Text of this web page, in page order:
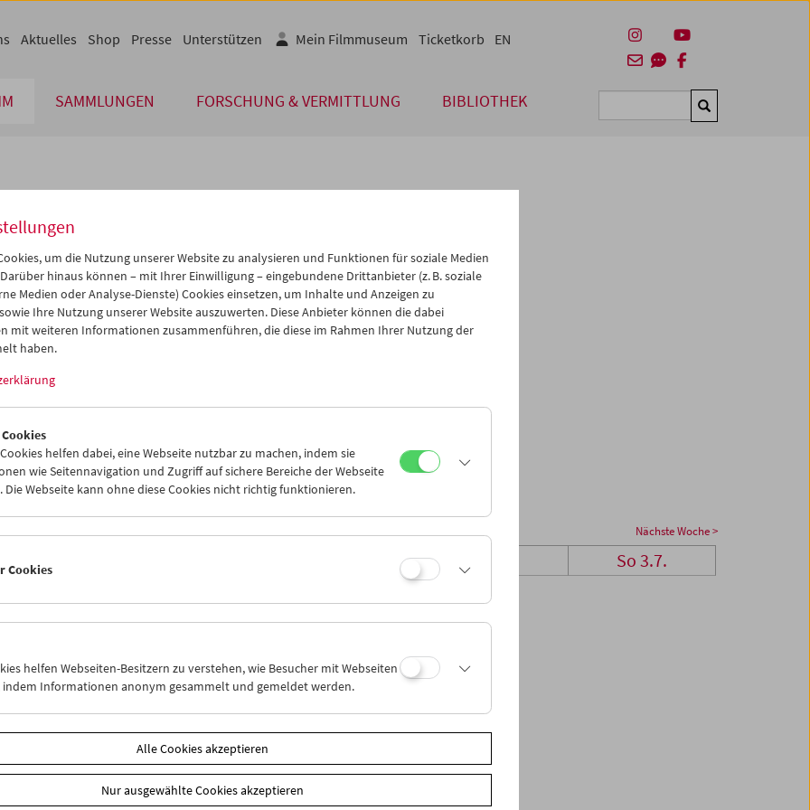
SAMMLUNGEN FORSCHUNG & VERMITTLUNG BIBLIOTHEK Suchen
Aktuelles Shop Presse Unterstützen Mein Filmmuseum Ticketkorb EN
Jun 2005 >>
Mi Do Fr Sa So
01 02 03 04
05
08 09 10 11
12
15 16
22 23
06
iCalender
Programmheft-PDF
English language or subtitles
Nächste Woche >
Mi 29.6. So 3.7.
um die Nutzung unserer Website zu analysieren und Funktionen für soziale Medien
hinaus können – mit Ihrer Einwilligung – eingebundene Drittanbieter (z. B. soziale
Medien oder Analyse-Dienste) Cookies einsetzen, um Inhalte und Anzeigen zu
Ihre Nutzung unserer Website auszuwerten. Diese Anbieter können die dabei
mit weiteren Informationen zusammenführen, die diese im Rahmen Ihrer Nutzung der
haben.
helfen dabei, eine Webseite nutzbar zu machen, indem sie
wie Seitennavigation und Zugriff auf sichere Bereiche der Webseite
Die Webseite kann ohne diese Cookies nicht richtig funktionieren.
Cookies
helfen Webseiten-Besitzern zu verstehen, wie Besucher mit Webseiten
indem Informationen anonym gesammelt und gemeldet werden.
Alle Cookies akzeptieren
Nur ausgewählte Cookies akzeptieren